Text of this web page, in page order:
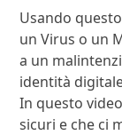
Usando
un Virus o un
a un
identità
In questo
sicuri e che ci